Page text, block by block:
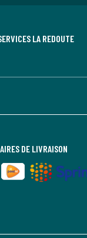
LA REDOUTE
DE LIVRAISON